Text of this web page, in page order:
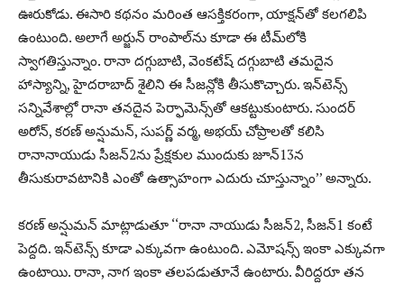
ఊరుకోడు. ఈసారి క‌థ‌నం మ‌రింత ఆస‌క్తిక‌రంగా, యాక్ష‌న్‌తో క‌లగలిపి
ఉంటుంది. అలాగే అర్జున్ రాంపాల్‌ను కూడా ఈ టీమ్‌లోకి
స్వాగ‌తిస్తున్నాం. రానా ద‌గ్గుబాటి, వెంక‌టేష్ ద‌గ్గుబాటి త‌మ‌దైన
హాస్యాన్ని, హైద‌రాబాద్ శైలిని ఈ సీజ‌న్లోకి తీసుకొచ్చారు. ఇన్‌టెన్స్
స‌న్నివేశాల్లో రానా త‌న‌దైన పెర్ఫామెన్స్‌తో ఆక‌ట్టుకుంటారు. సుంద‌ర్
అరోన్‌, క‌ర‌ణ్ అన్షుమ‌న్‌, సుప‌ర్ణ్ వ‌ర్మ‌, అభ‌య్ చోప్రాల‌తో క‌లిసి
రానానాయుడు సీజ‌న్‌2ను ప్రేక్ష‌కుల ముందుకు జూన్‌13న
తీసుకురావ‌టానికి ఎంతో ఉత్సాహంగా ఎదురు చూస్తున్నాం’’ అన్నారు.
క‌ర‌ణ్ అన్షుమ‌న్ మాట్లాడుతూ ‘‘రానా నాయుడు సీజన్2, సీజన్1 కంటే
పెద్ద‌ది. ఇన్‌టెన్స్ కూడా ఎక్కువ‌గా ఉంటుంది. ఎమోష‌న్స్ ఇంకా ఎక్కువ‌గా
ఉంటాయి. రానా, నాగ ఇంకా త‌ల‌ప‌డుతూనే ఉంటారు. వీరిద్ద‌రూ త‌న